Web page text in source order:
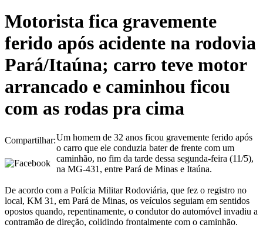
Motorista fica gravemente
ferido após acidente na rodovia
Pará/Itaúna; carro teve motor
arrancado e caminhou ficou
com as rodas pra cima
Compartilhar:Um homem de 32 anos ficou gravemente ferido após
o carro que ele conduzia bater de frente com um
caminhão, no fim da tarde dessa segunda-feira (11/5),
na MG-431, entre Pará de Minas e Itaúna.
De acordo com a Polícia Militar Rodoviária, que fez o registro no
local, KM 31, em Pará de Minas, os veículos seguiam em sentidos
opostos quando, repentinamente, o condutor do automóvel invadiu a
contramão de direção, colidindo frontalmente com o caminhão.